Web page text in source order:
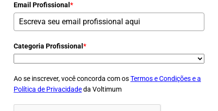
Email Profissional *
Categoria Profissional *
Ao se inscrever, você concorda com osTermos e Condições e a
Política de Privacidadeda Voltimum